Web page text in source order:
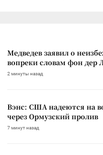
Медведев заявил о
вопреки словам фон дер
2 минуты назад
Вэнс: США надеются на
через Ормузский пролив
7 минут назад